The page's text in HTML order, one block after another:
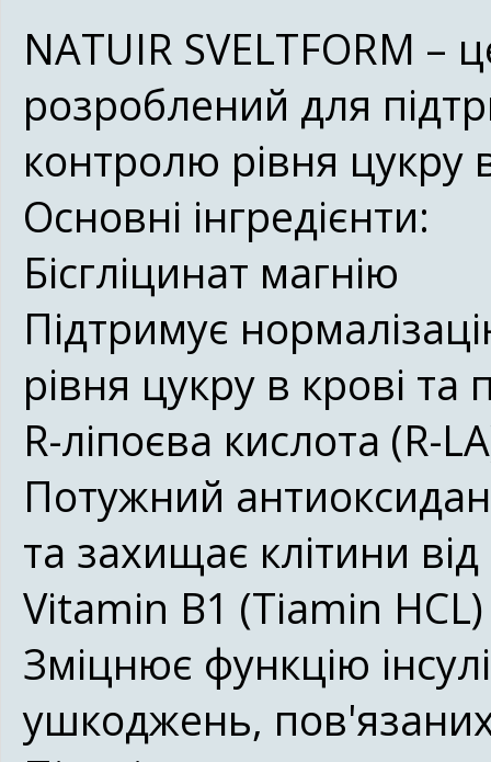
NATUIR SVELTFORM –
розроблений для
контролю рівня цукру
Основні інгредієнти:
Бісгліцинат магнію
Підтримує
рівня цукру в крові
R-ліпоєва кислота (R-
Потужний
та захищає клітини
Vitamin B1 (Tiamin HCL)
Зміцнює функцію
ушкоджень,